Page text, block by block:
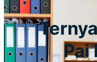
Pai